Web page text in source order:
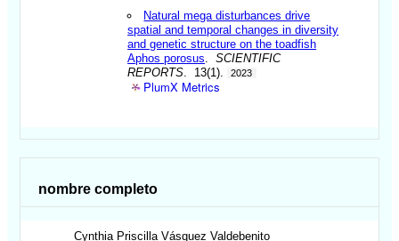
Natural mega disturbances drive
spatial and temporal changes in diversity
and genetic structure on the toadfish
Aphos porosus .SCIENTIFIC
REPORTS . 13(1). 2023
PlumX Metrics
nombre completo
Cynthia Priscilla Vásquez Valdebenito